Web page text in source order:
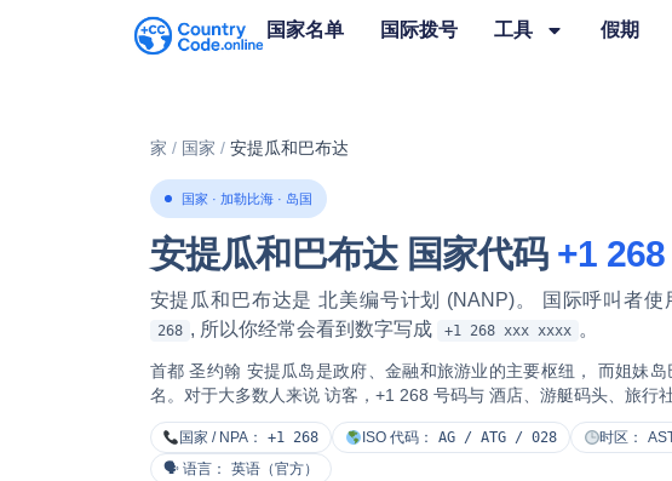
国家名单 国际拨号 工具 假期
家 / 国家 / 安提瓜和巴布达
国家 · 加勒比海 · 岛国
安提瓜和巴布达 国家代码 +1 268
安提瓜和巴布达是北美编号计划 (NANP)。 国际呼叫者
268 , 所以你经常会看到数字写成 +1 268 xxx xxxx 。
首都圣约翰 安提瓜岛是政府、金融和旅游业的主要枢纽， 而姐妹
名。对于大多数人来说 访客，+1 268 号码与 酒店、游艇码头、旅行
国家 / NPA： +1 268 ISO 代码： AG / ATG / 028 时区：
🗣 语言：
英语（官方）